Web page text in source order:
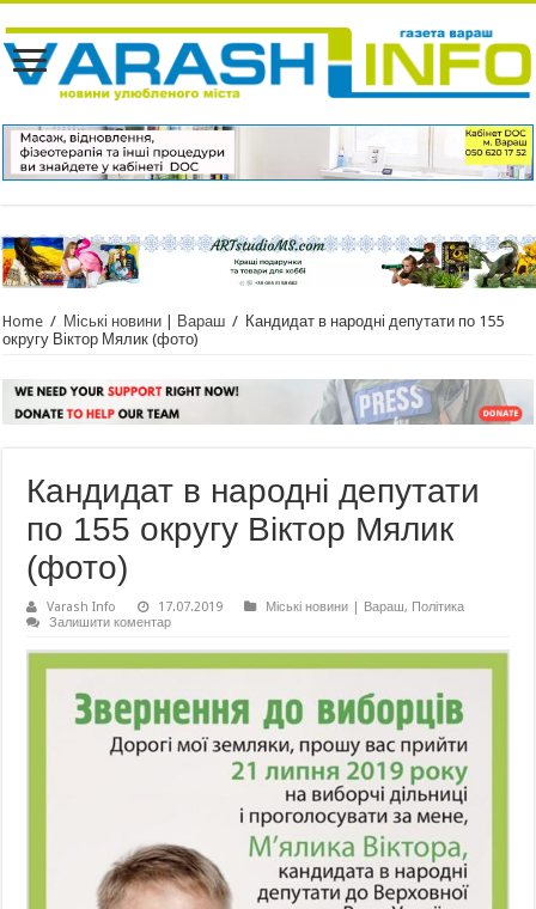
Home / Міські новини | Вараш / Кандидат в народні депутати по 155
округу Віктор Мялик (фото)
Кандидат в народні депутати
по 155 округу Віктор Мялик
(фото)
Varash Info 17.07.2019 Міські новини | Вараш, Політика
Залишити коментар